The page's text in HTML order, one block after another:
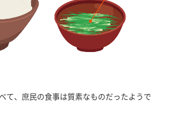
て、庶民の食事は質素なものだったようで